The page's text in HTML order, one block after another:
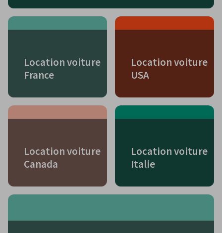
Location voiture
France
Location voiture
USA
Location voiture
Canada
Location voiture
Italie